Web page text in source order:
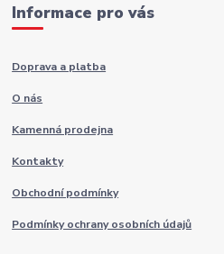
Informace pro vás
Doprava a platba
O nás
Kamenná prodejna
Kontakty
Obchodní podmínky
Podmínky ochrany osobních údajů